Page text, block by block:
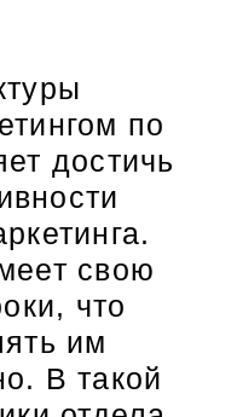
по
достичь
свою
что
им
В такой